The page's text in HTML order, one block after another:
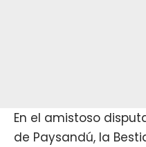
En el amistoso
de Paysandú, la